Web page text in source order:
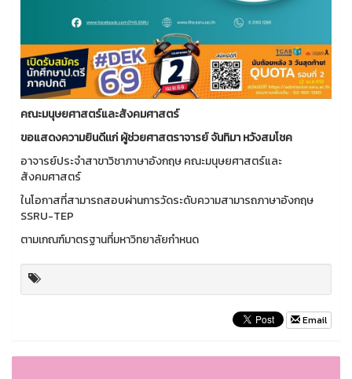
คณะมนุษยศาสตร์และสังคมศาสตร์
ขอแสดงความยินดีเเก่ ผู้ช่วยศาสตราจารย์ จันทิมา หวังสมโชค
อาจารย์ประจำสาขาวิชาภาษาอังกฤษ คณะมนุษยศาสตร์และ
สังคมศาสตร์
ในโอกาสที่สามารถสอบผ่านการวัดระดับความสามารถภาษาอังกฤษ
SSRU-TEP
ตามเกณฑ์มาตรฐานที่มหาวิทยาลัยกำหนด
Email